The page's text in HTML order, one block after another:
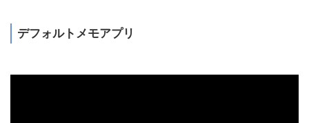
デフォルトメモアプリ